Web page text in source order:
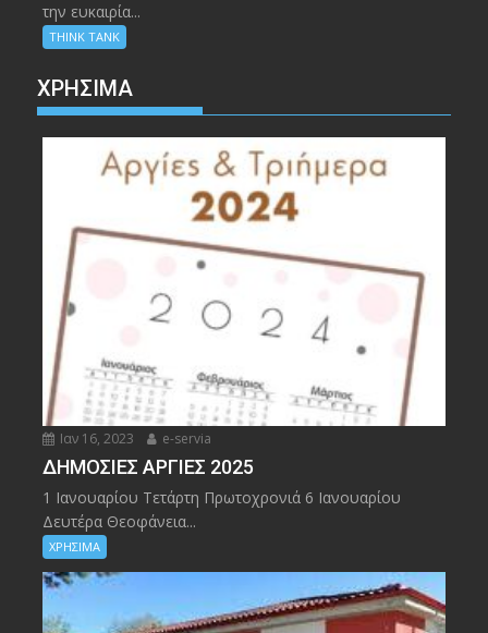
την ευκαιρία...
THINK TANK
ΧΡΉΣΙΜΑ
Ιαν 16, 2023 e-servia
ΔΗΜΟΣΙΕΣ ΑΡΓΙΕΣ 2025
1 Ιανουαρίου Τετάρτη Πρωτοχρονιά 6 Ιανουαρίου
Δευτέρα Θεοφάνεια...
ΧΡΗΣΙΜΑ